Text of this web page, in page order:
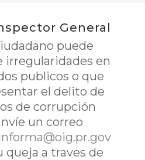
General
puede
irregularidades en
publicos o que
el delito de
de corrupción
un correo
queja a traves de